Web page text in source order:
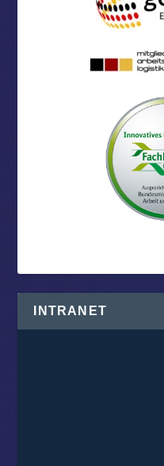
INTRANET